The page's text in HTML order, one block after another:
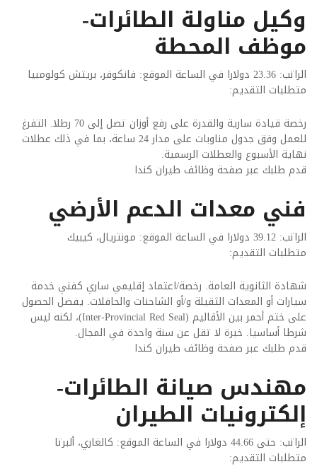
وكيل مناولة الطائرات-
موظف المحطة
الراتب: 23.36 دولارا في الساعة الموقع: فانكوفر، بريتش كولومبيا
متطلبات التقديم:
رخصة قيادة سارية والقدرة على رفع أوزان تصل إلى 70 رطلا. التفرغ
للعمل وفق جدول مناوبات على مدار 24 ساعة، بما في ذلك عطلات
نهاية الأسبوع والعطلات الرسمية.
قدم طلبك عبر صفحة وظائف طيران كندا
فني معدات الدعم الأرضي
الراتب: 39.12 دولارا في الساعة الموقع: مونتريال، كيبيك
متطلبات التقديم:
شهادة الثانوية العامة. رخصة/اعتماد إقليمي ساري كفني خدمة
سيارات أو المعدات الثقيلة و/أو الشاحنات والحافلات. يفضل الحصول
على ختم أحمر بين الأقاليم (Inter-Provincial Red Seal)، لكنه ليس
شرطا أساسيا. خبرة لا تقل عن سنة واحدة في المجال.
قدم طلبك عبر صفحة وظائف طيران كندا
مهندس صيانة الطائرات-
إلكترونيات الطيران
الراتب: حتى 44.66 دولارا في الساعة الموقع: كالغاري، ألبرتا
متطلبات التقديم: